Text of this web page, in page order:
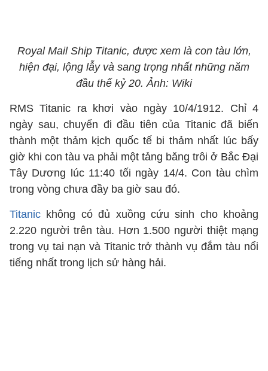
Royal Mail Ship Titanic, được xem là con tàu lớn,
hiện đại, lộng lẫy và sang trọng nhất những năm
đầu thế kỷ 20. Ảnh: Wiki
RMS Titanic ra khơi vào ngày 10/4/1912. Chỉ 4
ngày sau, chuyến đi đầu tiên của Titanic đã biến
thành một thảm kịch quốc tế bi thảm nhất lúc bấy
giờ khi con tàu va phải một tảng băng trôi ở Bắc Đại
Tây Dương lúc 11:40 tối ngày 14/4. Con tàu chìm
trong vòng chưa đầy ba giờ sau đó.
Titanic không có đủ xuồng cứu sinh cho khoảng
2.220 người trên tàu. Hơn 1.500 người thiệt mạng
trong vụ tai nạn và Titanic trở thành vụ đắm tàu ​​nổi
tiếng nhất trong lịch sử hàng hải.